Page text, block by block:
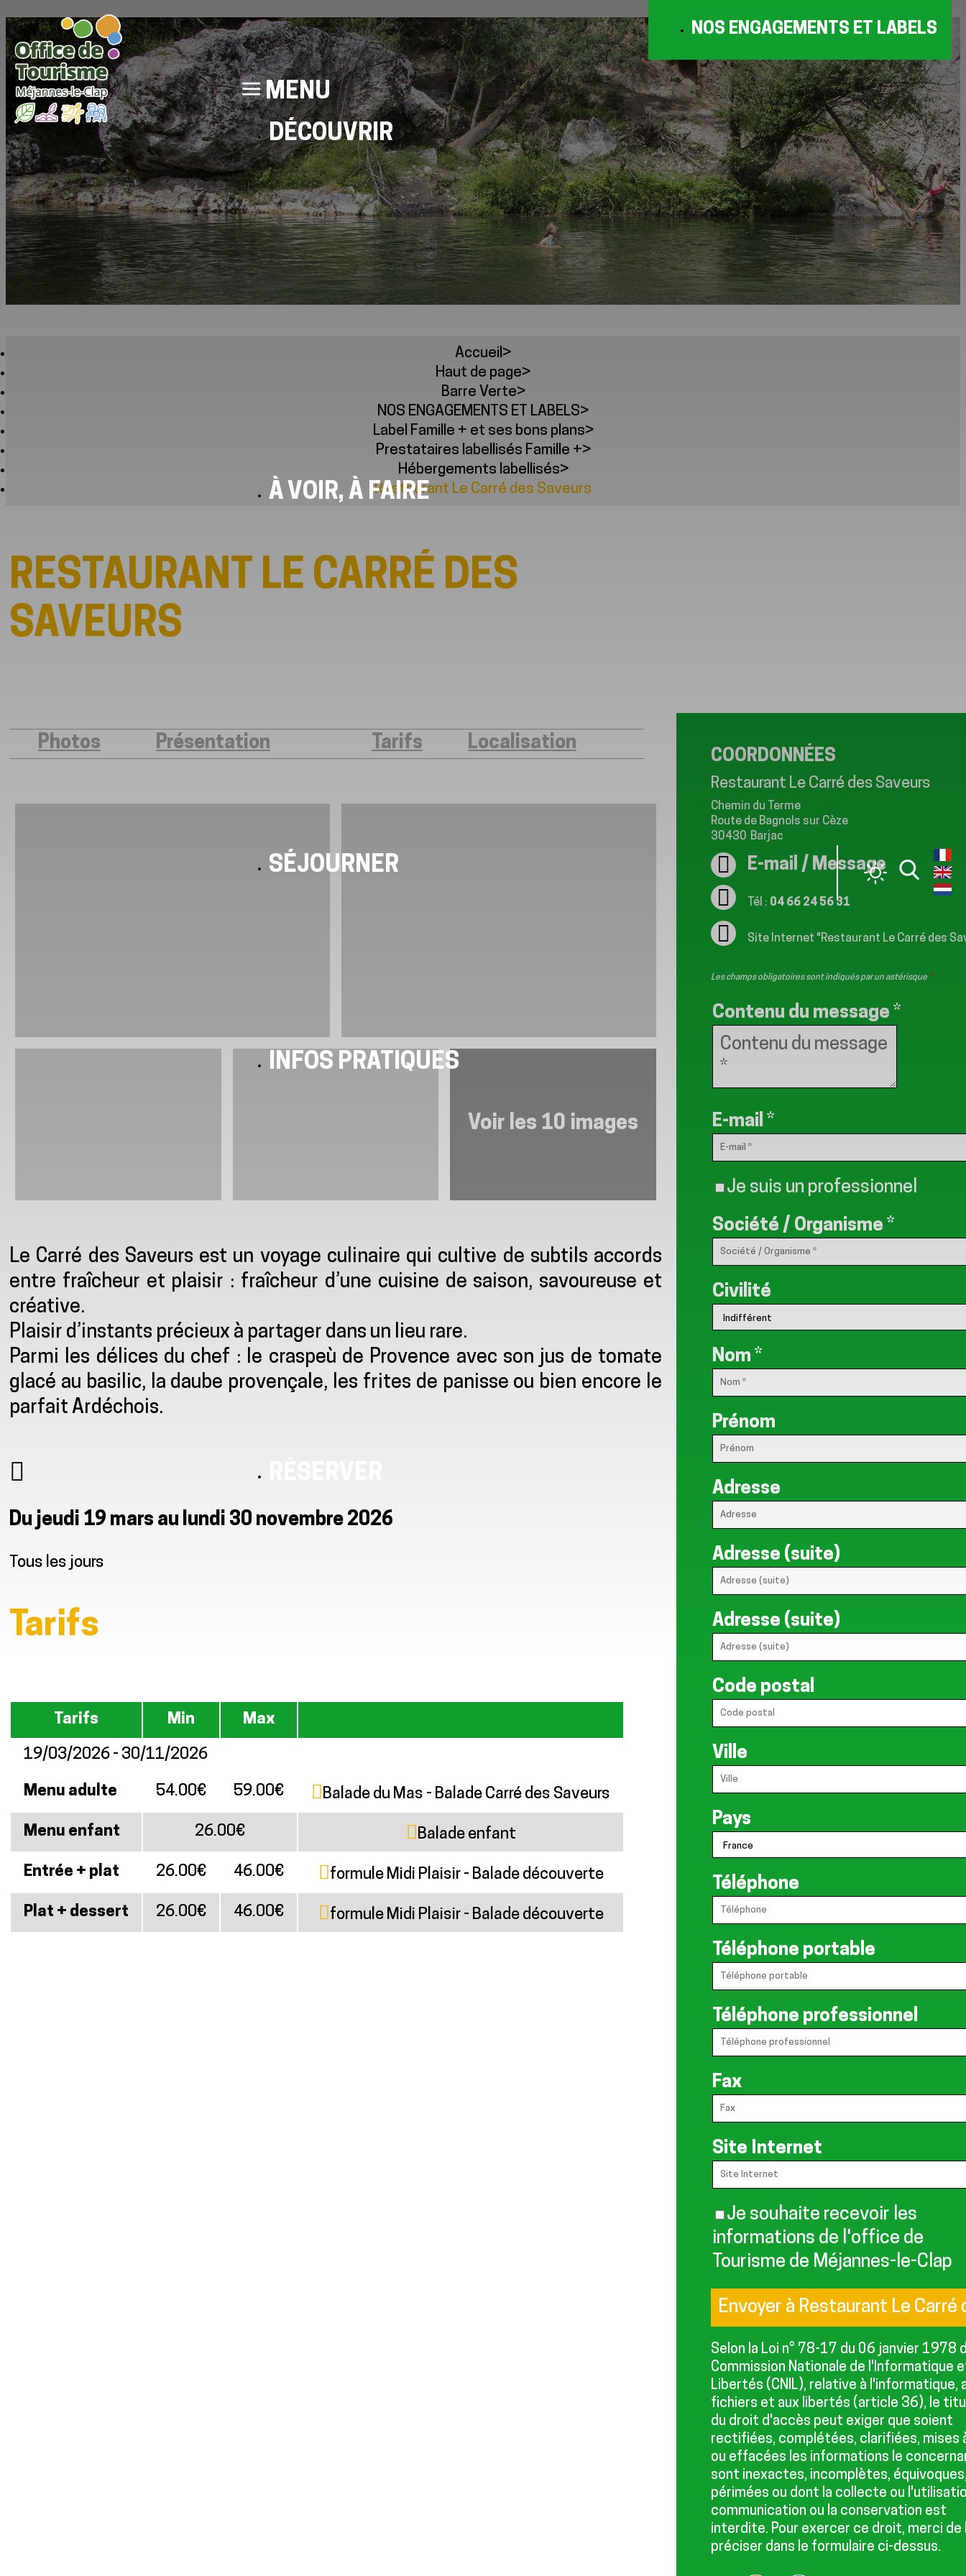
NOS ENGAGEMENTS ET LABELS
MENU
DÉCOUVRIR
À VOIR, À FAIRE
SÉJOURNER
INFOS PRATIQUES
Accueil >
Haut de page>
Barre Verte>
NOS ENGAGEMENTS ET LABELS>
Label Famille + et ses bons plans>
Prestataires labellisés Famille +>
Hébergements labellisés>
Restaurant Le Carré des Saveurs
RESTAURANT LE CARRÉ DES
SAVEURS
Photos Présentation Tarifs Localisation
Voir les 10 images
Présentation
Le Carré des Saveurs est un voyage culinaire qui cultive de subtils accords
entre fraîcheur et plaisir : fraîcheur d’une cuisine de saison, savoureuse et
créative.
Plaisir d’instants précieux à partager dans un lieu rare.
Parmi les délices du chef : le craspeù de Provence avec son jus de tomate
glacé au basilic, la daube provençale, les frites de panisse ou bien encore le
parfait Ardéchois.
Du jeudi 19 mars au lundi 30 novembre 2026
Tous les jours
Tarifs
Tarifs Min Max
19/03/2026 - 30/11/2026
Menu adulte 54.00€ 59.00€ Balade du Mas - Balade Carré des Saveurs
Menu enfant 26.00€ Balade enfant
Entrée + plat 26.00€ 46.00€ formule Midi Plaisir - Balade découverte
Plat + dessert 26.00€ 46.00€ formule Midi Plaisir - Balade découverte
COORDONNÉES
Restaurant Le Carré des Saveurs
Chemin du Terme
Route de Bagnols sur Cèze
30430 Barjac
E-mail / Message
Tél : 04 66 24 56 31
Site Internet "Restaurant Le Carré des
Les champs obligatoires sont indiqués par un astérisque *
Contenu du message *
E-mail *
Je suis un professionnel
Société / Organisme *
Civilité
Nom *
Prénom
Adresse
Adresse (suite)
Adresse (suite)
Code postal
Ville
Pays
Téléphone
Téléphone portable
Téléphone professionnel
Fax
Site Internet
Je souhaite recevoir les
informations de l'office de
Tourisme de Méjannes-le-Clap
Selon la Loi n° 78-17 du 06 janvier 1978
Commission Nationale de l'Informatique
Libertés (CNIL), relative à l'informatique,
fichiers et aux libertés (article 36), le
du droit d'accès peut exiger que soient
rectifiées, complétées, clarifiées, mises
ou effacées les informations le
sont inexactes, incomplètes,
périmées ou dont la collecte ou
communication ou la conservation est
interdite. Pour exercer ce droit, merci de
préciser dans le formulaire ci-dessus.